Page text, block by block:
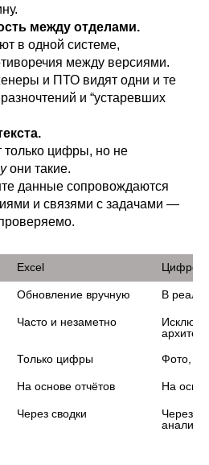
между отделами.
в одной системе,
между версиями.
и ПТО видят одни и те
и “устаревших
только цифры, но не
они такие.
данные сопровождаются
и связями с задачами —
Excel
Обновление вручную В
Часто и незаметно
Только цифры Фото,
На основе отчётов На
Через сводки
Через